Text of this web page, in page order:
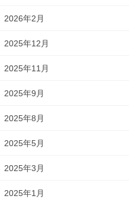
2026年2月
2025年12月
2025年11月
2025年9月
2025年8月
2025年5月
2025年3月
2025年1月